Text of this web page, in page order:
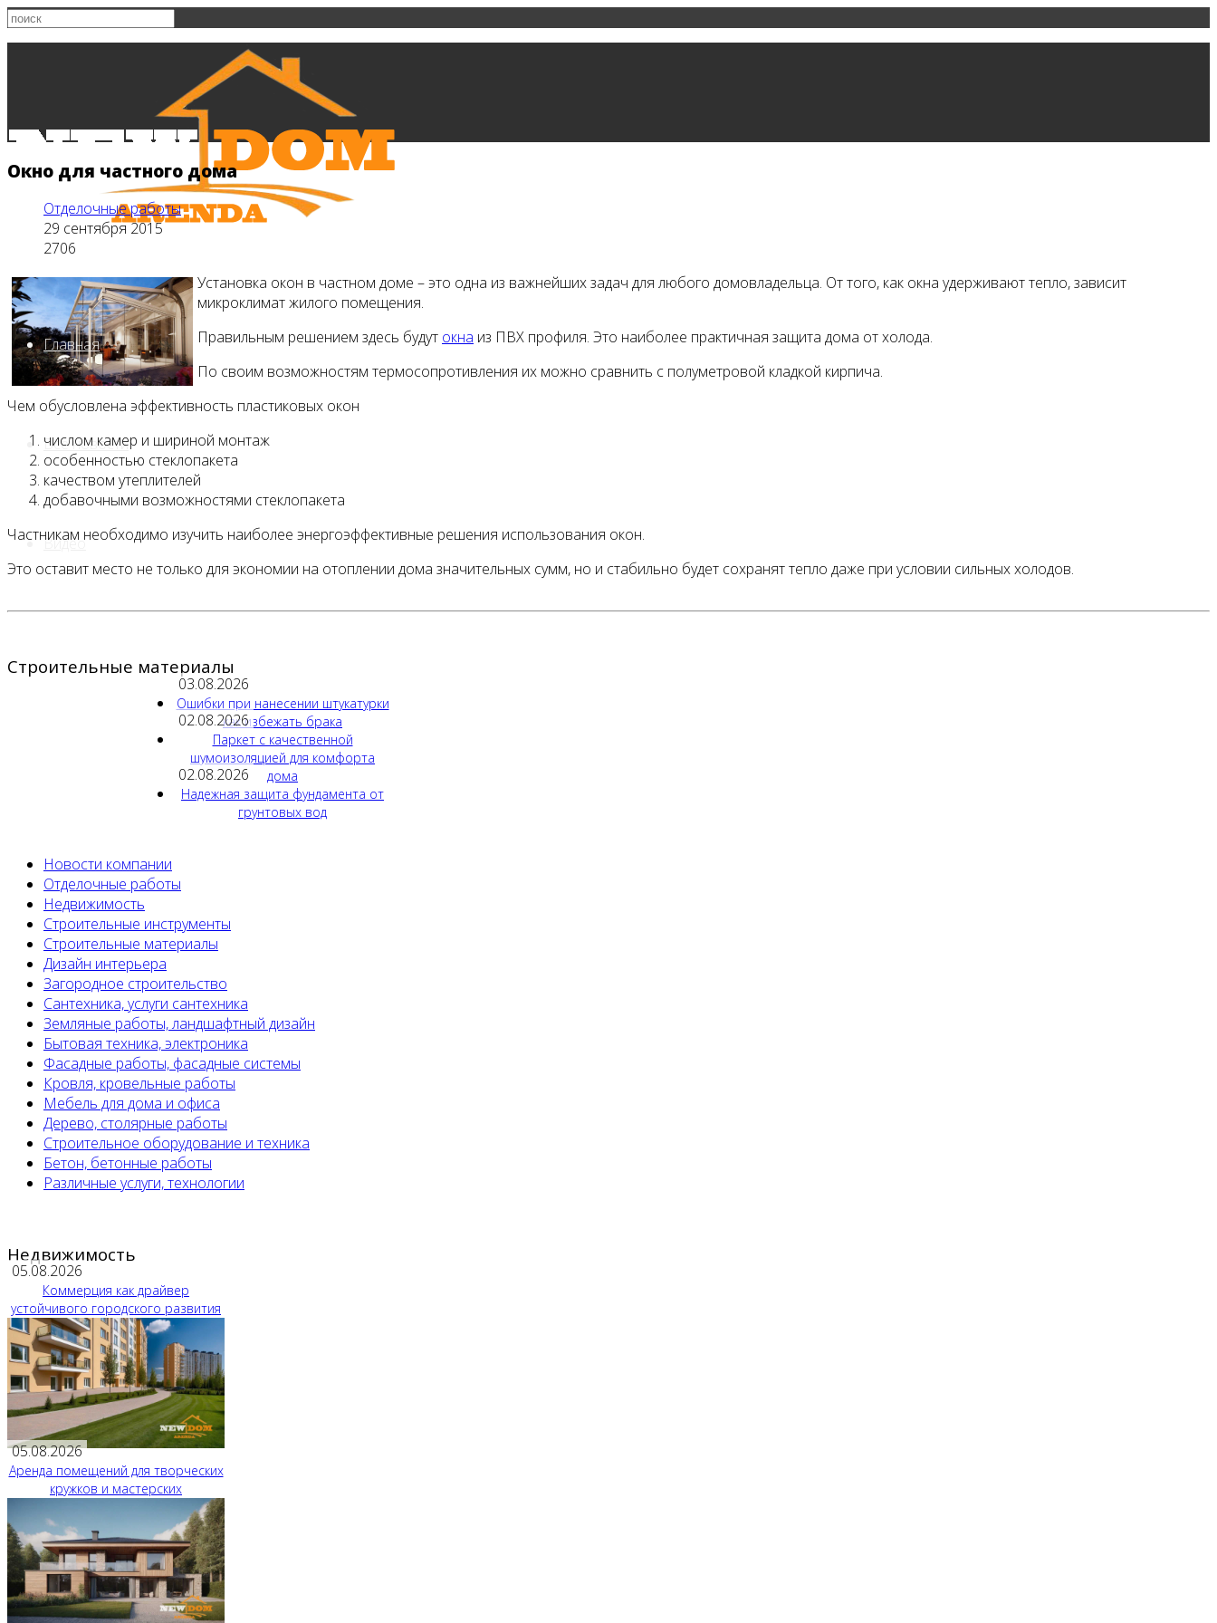
Главная
Все новости
Видео
Окно для частного дома
Отделочные работы
29 сентября 2015
2706
Установка окон в частном доме – это одна из важнейших задач для любого домовладельца. От того, как окна удерживают тепло, зависит
микроклимат жилого помещения.
Правильным решением здесь будут окна из ПВХ профиля. Это наиболее практичная защита дома от холода.
По своим возможностям термосопротивления их можно сравнить с полуметровой кладкой кирпича.
Чем обусловлена эффективность пластиковых окон
числом камер и шириной монтаж
особенностью стеклопакета
качеством утеплителей
добавочными возможностями стеклопакета
Частникам необходимо изучить наиболее энергоэффективные решения использования окон.
Это оставит место не только для экономии на отоплении дома значительных сумм, но и стабильно будет сохранят тепло даже при условии сильных холодов.
Строительные материалы
03.08.2026
Ошибки при нанесении штукатурки
как избежать брака
02.08.2026
Паркет с качественной
шумоизоляцией для комфорта
дома
02.08.2026
Надежная защита фундамента от
грунтовых вод
Новости компании
Отделочные работы
Недвижимость
Строительные инструменты
Строительные материалы
Дизайн интерьера
Загородное строительство
Сантехника, услуги сантехника
Земляные работы, ландшафтный дизайн
Бытовая техника, электроника
Фасадные работы, фасадные системы
Кровля, кровельные работы
Мебель для дома и офиса
Дерево, столярные работы
Строительное оборудование и техника
Бетон, бетонные работы
Различные услуги, технологии
Недвижимость
05.08.2026
Коммерция как драйвер
устойчивого городского развития
05.08.2026
Аренда помещений для творческих
кружков и мастерских